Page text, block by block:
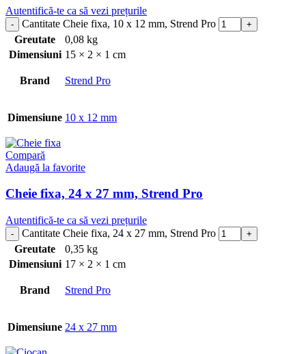
Autentifică-te ca să vezi prețurile
Cantitate Cheie fixa, 10 x 12 mm, Strend Pro
Greutate
0,08 kg
Dimensiuni 15 × 2 × 1 cm
Brand Strend Pro
Dimensiune 10 x 12 mm
Compară
Adaugă la favorite
Cheie fixa, 24 x 27 mm, Strend Pro
Autentifică-te ca să vezi prețurile
Cantitate Cheie fixa, 24 x 27 mm, Strend Pro
Greutate
0,35 kg
Dimensiuni 17 × 2 × 1 cm
Brand Strend Pro
Dimensiune 24 x 27 mm